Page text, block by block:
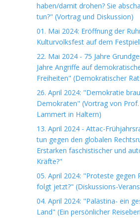
haben/damit drohen? Sie
tun?" (Vortrag und Diskussion)
01. Mai 2024: Eröffnung der
Kulturvolksfest auf dem
22. Mai 2024 - 75 Jahre
Jahre Angriffe auf
Freiheiten" (Demokratischer
26. April 2024: "Demokratie
Demokraten" (Vortrag von
Lammert in Haltern)
13. April 2024 - Attac-
tun gegen den globalen
Erstarken faschistischer und
Kräfte?"
05. April 2024: "Proteste gegen
folgt jetzt?" (Diskussions-
04. April 2024: "Palästina- ein
Land" (Ein persönlicher